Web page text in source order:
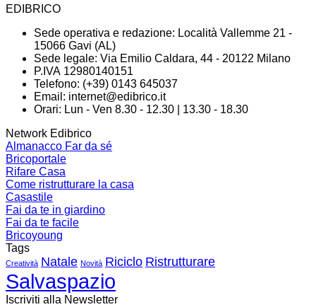
11,00€.8,80€.
EDIBRICO
Sede operativa e redazione: Località Vallemme 21 -
15066 Gavi (AL)
Sede legale: Via Emilio Caldara, 44 - 20122 Milano
P.IVA 12980140151
Telefono: (+39) 0143 645037
Email: internet@edibrico.it
Orari: Lun - Ven 8.30 - 12.30 | 13.30 - 18.30
Network Edibrico
Almanacco Far da sé
Bricoportale
Rifare Casa
Come ristrutturare la casa
Casastile
Fai da te in giardino
Fai da te facile
Bricoyoung
Tags
Creatività Natale Novità Riciclo Ristrutturare
Salvaspazio
Iscriviti alla Newsletter